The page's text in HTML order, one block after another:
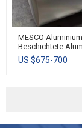
MESCO
Beschichtete
Stahlspule/-Blech
US $675-700